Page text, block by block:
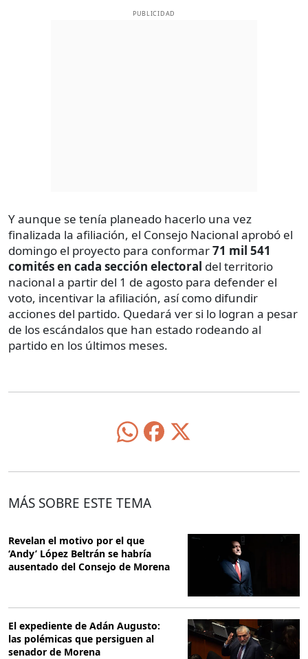
PUBLICIDAD
Y aunque se tenía planeado hacerlo una vez
finalizada la afiliación, el Consejo Nacional aprobó el
domingo el proyecto para conformar71 mil 541
comités en cada sección electoral del territorio
nacional a partir del 1 de agosto para defender el
voto, incentivar la afiliación, así como difundir
acciones del partido. Quedará ver si lo logran a pesar
de los escándalos que han estado rodeando al
partido en los últimos meses.
MÁS SOBRE ESTE TEMA
Revelan el motivo por el que
‘Andy’ López Beltrán se habría
ausentado del Consejo de Morena
El expediente de Adán Augusto:
las polémicas que persiguen al
senador de Morena